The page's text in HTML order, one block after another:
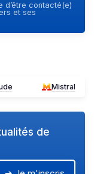
d’être contacté(e)
et ses
Mistral
de